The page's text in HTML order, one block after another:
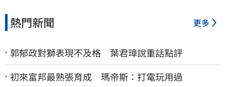
熱門新聞 更多
郭郁政對獅表現不及格 葉君璋說重話點評
初來富邦最熟張育成 瑪帝斯：打電玩用過